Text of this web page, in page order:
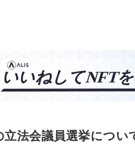
法会議員選挙につい